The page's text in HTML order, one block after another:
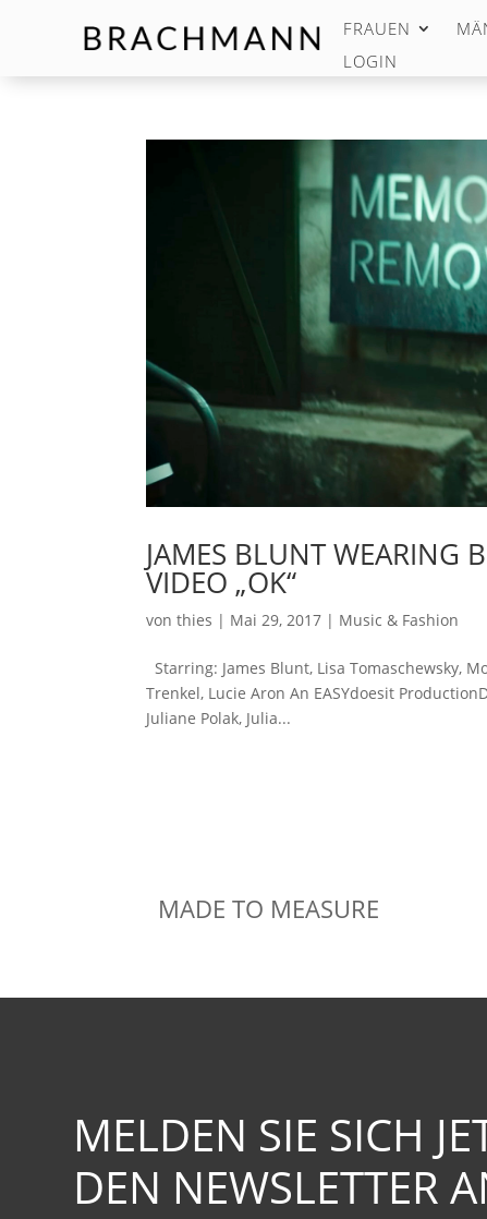
FRAUEN
LOGIN
JAMES BLUNT WEARING
VIDEO „OK“
vonthies | Mai 29, 2017 | Music & Fashion
Starring: James Blunt, Lisa Tomaschewsky,
Trenkel, Lucie Aron An EASYdoesit
Juliane Polak, Julia...
MADE TO MEASURE
MELDEN SIE SICH
DEN NEWSLETTER